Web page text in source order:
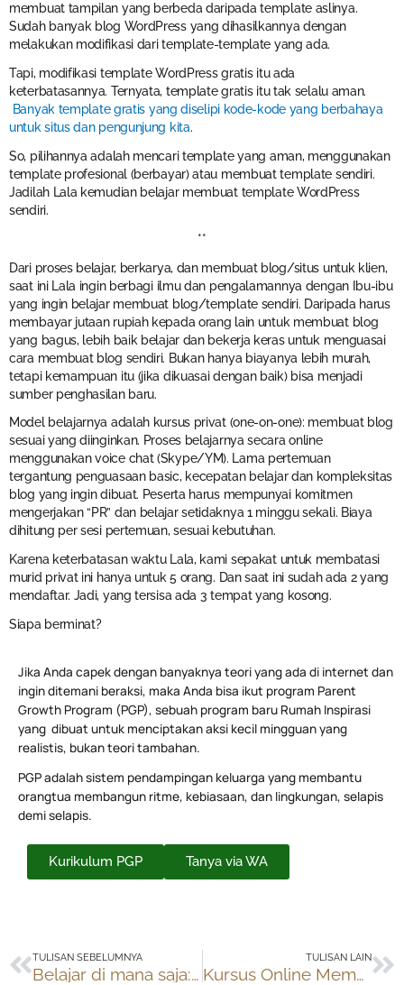
membuat tampilan yang berbeda daripada template aslinya.
Sudah banyak blog WordPress yang dihasilkannya dengan
melakukan modifikasi dari template-template yang ada.
Tapi, modifikasi template WordPress gratis itu ada
keterbatasannya. Ternyata, template gratis itu tak selalu aman.
Banyak template gratis yang diselipi kode-kode yang berbahaya
untuk situs dan pengunjung kita.
So, pilihannya adalah mencari template yang aman, menggunakan
template profesional (berbayar) atau membuat template sendiri.
Jadilah Lala kemudian belajar membuat template WordPress
sendiri.
**
Dari proses belajar, berkarya, dan membuat blog/situs untuk klien,
saat ini Lala ingin berbagi ilmu dan pengalamannya dengan Ibu-ibu
yang ingin belajar membuat blog/template sendiri. Daripada harus
membayar jutaan rupiah kepada orang lain untuk membuat blog
yang bagus, lebih baik belajar dan bekerja keras untuk menguasai
cara membuat blog sendiri. Bukan hanya biayanya lebih murah,
tetapi kemampuan itu (jika dikuasai dengan baik) bisa menjadi
sumber penghasilan baru.
Model belajarnya adalah kursus privat (one-on-one): membuat blog
sesuai yang diinginkan. Proses belajarnya secara online
menggunakan voice chat (Skype/YM). Lama pertemuan
tergantung penguasaan basic, kecepatan belajar dan kompleksitas
blog yang ingin dibuat. Peserta harus mempunyai komitmen
mengerjakan “PR” dan belajar setidaknya 1 minggu sekali. Biaya
dihitung per sesi pertemuan, sesuai kebutuhan.
Karena keterbatasan waktu Lala, kami sepakat untuk membatasi
murid privat ini hanya untuk 5 orang. Dan saat ini sudah ada 2 yang
mendaftar. Jadi, yang tersisa ada 3 tempat yang kosong.
Siapa berminat?
Jika Anda capek dengan banyaknya teori yang ada di internet dan
ingin ditemani beraksi, maka Anda bisa ikut program Parent
Growth Program (PGP), sebuah program baru Rumah Inspirasi
yang dibuat untuk menciptakan aksi kecil mingguan yang
realistis, bukan teori tambahan.
PGP adalah sistem pendampingan keluarga yang membantu
orangtua membangun ritme, kebiasaan, dan lingkungan, selapis
demi selapis.
Kurikulum PGP Tanya via WA
Prev
TULISAN SEBELUMNYA
Belajar di mana saja: supermarket
TULISAN LAIN
Kursus Online Membuat Blog